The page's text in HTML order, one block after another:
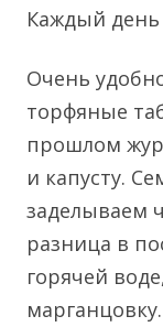
Каждый день
Очень
торфяные
прошлом
и капусту.
заделываем
разница в
горячей